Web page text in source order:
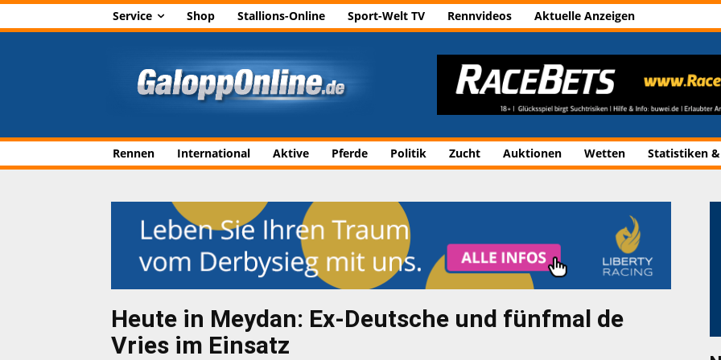
Service Shop Stallions-Online Sport-Welt TV Rennvideos Aktuelle Anzeigen
Rennen International Aktive Pferde Politik Zucht Auktionen Wetten Statistiken
Heute in Meydan: Ex-Deutsche und fünfmal de
Vries im Einsatz